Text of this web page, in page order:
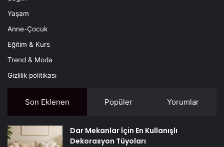
Yaşam
Anne-Çocuk
Eğitim & Kurs
Trend & Moda
Gizlilik politikası
Son Eklenen Popüler Yorumlar
Dar Mekanlar İçin En Kullanışlı
Dekorasyon Tüyoları